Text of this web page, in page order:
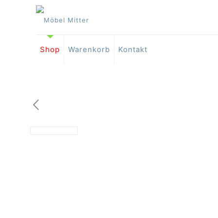
Shop Warenkorb Kontakt